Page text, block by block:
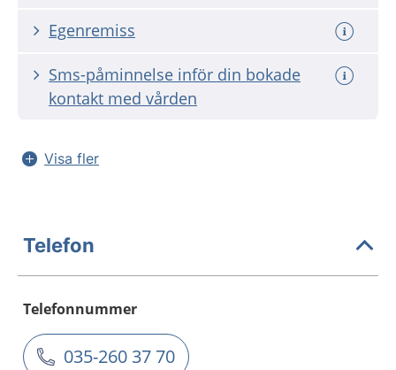
Egenremiss
Sms-påminnelse inför din bokade
kontakt med vården
Visa fler
Telefon
Telefonnummer
035-260 37 70